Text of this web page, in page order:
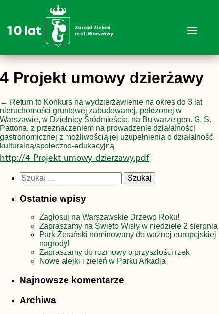
4 Projekt umowy dzierżawy
← Return to Konkurs na wydzierżawienie na okres do 3 lat
nieruchomości gruntowej zabudowanej, położonej w
Warszawie, w Dzielnicy Śródmieście, na Bulwarze gen. G. S.
Pattona, z przeznaczeniem na prowadzenie działalności
gastronomicznej z możliwością jej uzupełnienia o działalność
kulturalną/społeczno-edukacyjną
http://4-Projekt-umowy-dzierzawy.pdf
Szukaj:
Ostatnie wpisy
Zagłosuj na Warszawskie Drzewo Roku!
Zapraszamy na Święto Wisły w niedzielę 2 sierpnia
Park Żerański nominowany do ważnej europejskiej
nagrody!
Zapraszamy do rozmowy o przyszłości rzek
Nowe alejki i zieleń w Parku Arkadia
Najnowsze komentarze
Archiwa